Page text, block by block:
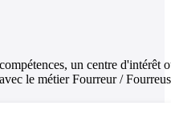
un centre d'intérêt
le métier Fourreur /